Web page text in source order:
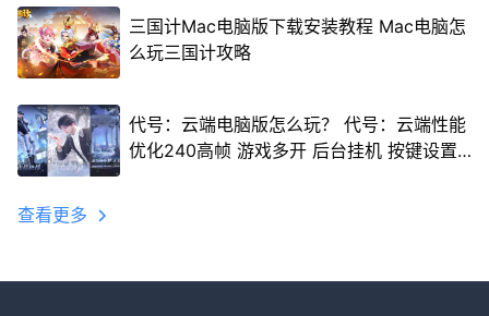
三国计Mac电脑版下载安装教程 Mac电脑怎
么玩三国计攻略
代号：云端电脑版怎么玩？ 代号：云端性能
优化240高帧 游戏多开 后台挂机 按键设置
查看更多